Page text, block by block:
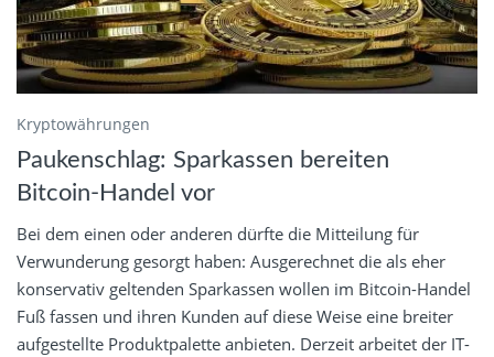
Kryptowährungen
Paukenschlag: Sparkassen bereiten
Bitcoin-Handel vor
Bei dem einen oder anderen dürfte die Mitteilung für
Verwunderung gesorgt haben: Ausgerechnet die als eher
konservativ geltenden Sparkassen wollen im Bitcoin-Handel
Fuß fassen und ihren Kunden auf diese Weise eine breiter
aufgestellte Produktpalette anbieten. Derzeit arbeitet der IT-